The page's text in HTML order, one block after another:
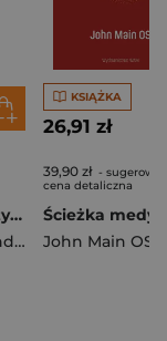
Dekalog - 10 Bożych drogowskazów, 5 warunków dobrej spowiedzi Zbiór zadań do katechezy parafialnej przed I Komunią Świętą, na lekcje religii i do edukacji domowej
Bałoniak Aleksandra
KSIĄŻKA
26,91 zł
39,90 zł -
cena detaliczna
John Main OSB